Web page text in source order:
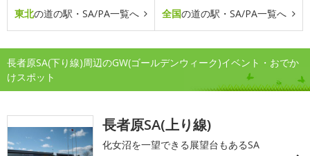
東北の道の駅・SA/PA一覧へ 全国の道の駅・SA/PA一覧へ
長者原SA(下り線)周辺のGW(ゴールデンウィーク)イベント・おでか
けスポット
長者原SA(上り線)
化女沼を一望できる展望台もあるSA